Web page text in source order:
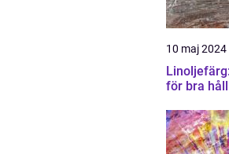
10 maj 2024
för bra